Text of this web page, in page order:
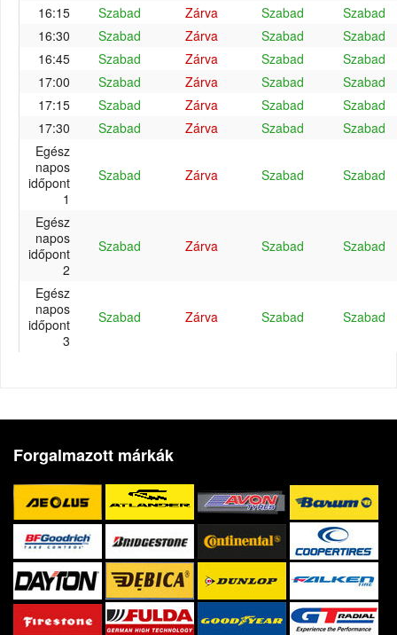
16:15
Szabad Zárva Szabad
Szabad
16:30
Szabad Zárva Szabad
Szabad
16:45
Szabad Zárva Szabad
Szabad
17:00
Szabad Zárva Szabad
Szabad
17:15
Szabad Zárva Szabad
Szabad
17:30
Szabad Zárva Szabad
Szabad
Egész
napos
időpont
1
Szabad Zárva Szabad Szabad
Egész
napos
időpont
2
Szabad Zárva Szabad Szabad
Egész
napos
időpont
3
Szabad Zárva Szabad Szabad
Forgalmazott márkák